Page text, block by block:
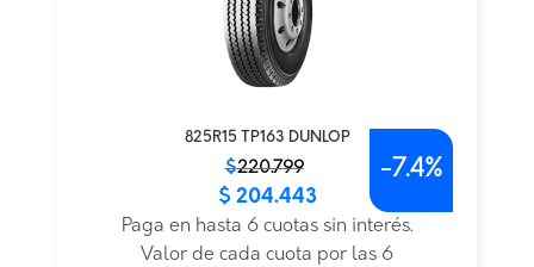
825R15 TP163 DUNLOP
$220.799
original
actual
$ 204.443
Paga en hasta 6 cuotas sin interés.
Valor de cada cuota por las 6
-7.4%